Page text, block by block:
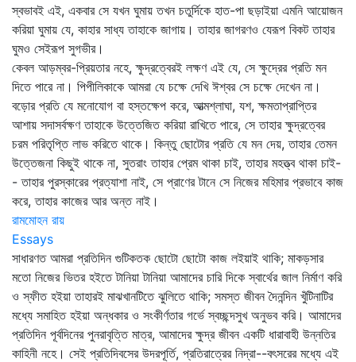
স্বভাবই এই, একবার সে যখন ঘুমায় তখন চতুর্দিকে হাত-পা ছড়াইয়া এমনি আয়োজন
করিয়া ঘুমায় যে, কাহার সাধ্য তাহাকে জাগায়। তাহার জাগরণও যেরূপ বিকট তাহার
ঘুমও সেইরূপ সুগভীর।
কেবল আড়ম্বর-প্রিয়তার নহে, ক্ষুদ্রত্বেরই লক্ষণ এই যে, সে ক্ষুদ্রের প্রতি মন
দিতে পারে না। পিপীলিকাকে আমরা যে চক্ষে দেখি ঈশ্বর সে চক্ষে দেখেন না।
বড়োর প্রতি যে মনোযোগ বা হস্তক্ষেপ করে, আত্মশ্লাঘা, যশ, ক্ষমতাপ্রাপ্তির
আশায় সদাসর্বক্ষণ তাহাকে উত্তেজিত করিয়া রাখিতে পারে, সে তাহার ক্ষুদ্রত্বের
চরম পরিতৃপ্তি লাভ করিতে থাকে। কিন্তু ছোটোর প্রতি যে মন দেয়, তাহার তেমন
উত্তেজনা কিছুই থাকে না, সুতরাং তাহার প্রেম থাকা চাই, তাহার মহত্ত্ব থাকা চাই-
- তাহার পুরস্কারের প্রত্যাশা নাই, সে প্রাণের টানে সে নিজের মহিমার প্রভাবে কাজ
করে, তাহার কাজের আর অন্ত নাই।
রামমোহন রায়
Essays
সাধারণত আমরা প্রতিদিন গুটিকতক ছোটো ছোটো কাজ লইয়াই থাকি; মাকড়সার
মতো নিজের ভিতর হইতে টানিয়া টানিয়া আমাদের চারি দিকে স্বার্থের জাল নির্মাণ করি
ও স্ফীত হইয়া তাহারই মাঝখানটিতে ঝুলিতে থাকি; সমস্ত জীবন দৈনন্দিন খুঁটিনাটির
মধ্যে সমাহিত হইয়া অন্ধকার ও সংকীর্ণতার গর্ভে স্বচ্ছন্দসুখ অনুভব করি। আমাদের
প্রতিদিন পূর্বদিনের পুনরাবৃত্তি মাত্র, আমাদের ক্ষুদ্র জীবন একটি ধারাবাহী উন্নতির
কাহিনী নহে। সেই প্রতিদিবসের উদরপূর্তি, প্রতিরাত্রের নিদ্রা--বৎসরের মধ্যে এই